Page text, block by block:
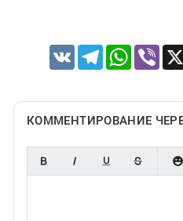
VK TelegramWhatsApp
Viber
КОММЕНТИРОВАНИЕ